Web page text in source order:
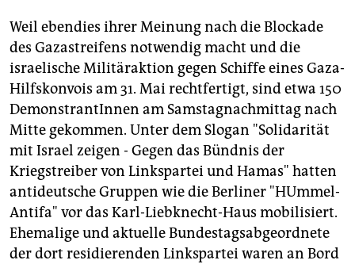
Weil ebendies ihrer Meinung nach die Blockade
des Gazastreifens notwendig macht und die
israelische Militäraktion gegen Schiffe eines Gaza-
Hilfskonvois am 31. Mai rechtfertigt, sind etwa 150
DemonstrantInnen am Samstagnachmittag nach
Mitte gekommen. Unter dem Slogan "Solidarität
mit Israel zeigen - Gegen das Bündnis der
Kriegstreiber von Linkspartei und Hamas" hatten
antideutsche Gruppen wie die Berliner "HUmmel-
Antifa" vor das Karl-Liebknecht-Haus mobilisiert.
Ehemalige und aktuelle Bundestagsabgeordnete
der dort residierenden Linkspartei waren an Bord